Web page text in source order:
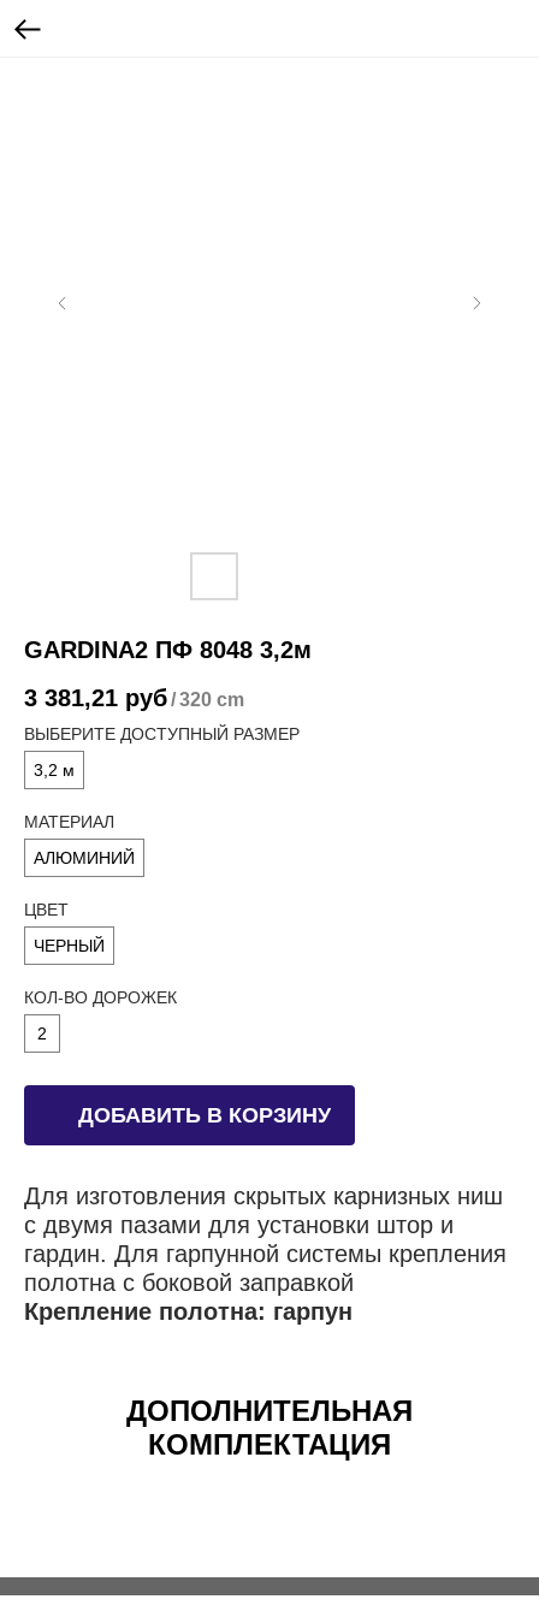
GARDINA2 ПФ 8048 3,2м
3 381,21 руб/320 cm
ВЫБЕРИТЕ ДОСТУПНЫЙ РАЗМЕР
3,2 м
МАТЕРИАЛ
АЛЮМИНИЙ
ЦВЕТ
ЧЕРНЫЙ
КОЛ-ВО ДОРОЖЕК
2
ДОБАВИТЬ В КОРЗИНУ
Для изготовления скрытых карнизных ниш
с двумя пазами для установки штор и
гардин. Для гарпунной системы крепления
полотна с боковой заправкой
Крепление полотна: гарпун
ДОПОЛНИТЕЛЬНАЯ
КОМПЛЕКТАЦИЯ